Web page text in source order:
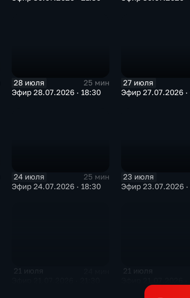
28 июля
25 мин
Эфир 28.07.2026 · 18:30
27 июля
Эфир 27.07.2026 ·
24 июля
25 мин
Эфир 24.07.2026 · 18:30
23 июля
Эфир 23.07.2026 ·
21 июля 21 июля